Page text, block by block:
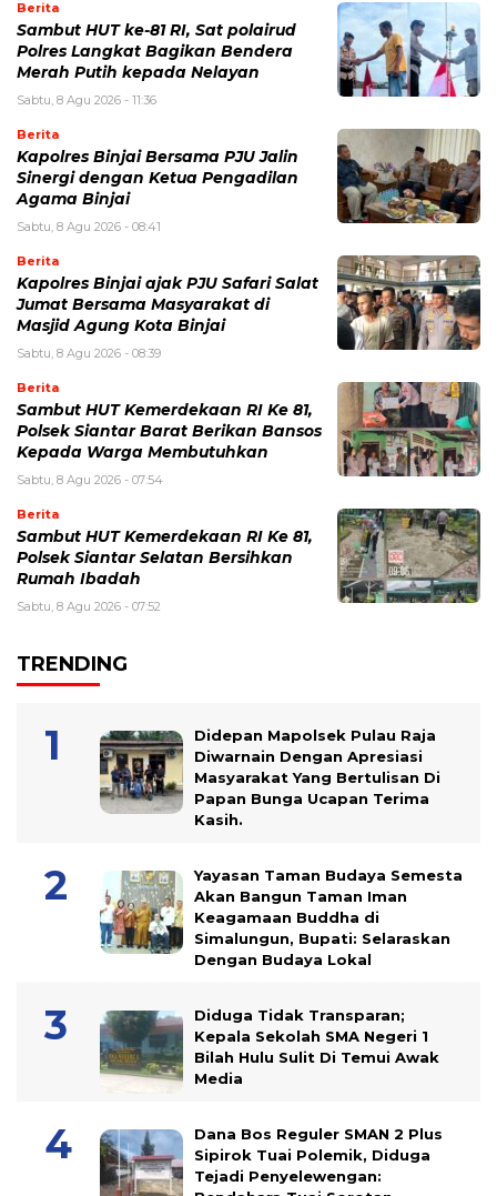
Berita
Sambut HUT ke-81 RI, Sat polairud
Polres Langkat Bagikan Bendera
Merah Putih kepada Nelayan
Sabtu, 8 Agu 2026 - 11:36
Berita
Kapolres Binjai Bersama PJU Jalin
Sinergi dengan Ketua Pengadilan
Agama Binjai
Sabtu, 8 Agu 2026 - 08:41
Berita
Kapolres Binjai ajak PJU Safari Salat
Jumat Bersama Masyarakat di
Masjid Agung Kota Binjai
Sabtu, 8 Agu 2026 - 08:39
Berita
Sambut HUT Kemerdekaan RI Ke 81,
Polsek Siantar Barat Berikan Bansos
Kepada Warga Membutuhkan
Sabtu, 8 Agu 2026 - 07:54
Berita
Sambut HUT Kemerdekaan RI Ke 81,
Polsek Siantar Selatan Bersihkan
Rumah Ibadah
Sabtu, 8 Agu 2026 - 07:52
TRENDING
Didepan Mapolsek Pulau Raja
Diwarnain Dengan Apresiasi
Masyarakat Yang Bertulisan Di
Papan Bunga Ucapan Terima
Kasih.
Yayasan Taman Budaya Semesta
Akan Bangun Taman Iman
Keagamaan Buddha di
Simalungun, Bupati: Selaraskan
Dengan Budaya Lokal
Diduga Tidak Transparan;
Kepala Sekolah SMA Negeri 1
Bilah Hulu Sulit Di Temui Awak
Media
Dana Bos Reguler SMAN 2 Plus
Sipirok Tuai Polemik, Diduga
Tejadi Penyelewengan: